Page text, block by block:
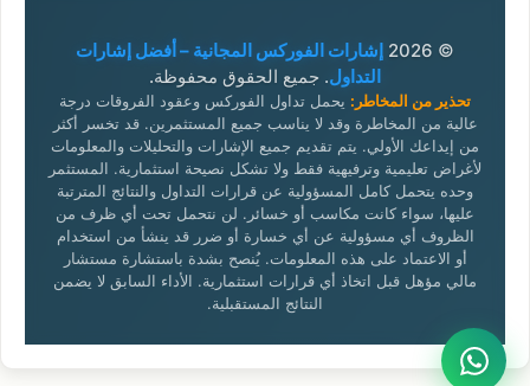
© 2026
إشارات الفوركس المجانية – أفضل إشارات
التداول. جميع الحقوق محفوظة.
تحذير من المخاطر: يحمل تداول الفوركس وعقود الفروقات درجة
عالية من المخاطرة وقد لا يناسب جميع المستثمرين. قد تخسر أكثر
من إيداعك الأولي. يتم تقديم جميع الإشارات والتحليلات والمعلومات
لأغراض تعليمية وترفيهية فقط ولا تشكل نصيحة استثمارية. المستثمر
وحده يتحمل كامل المسؤولية عن قرارات التداول والنتائج المترتبة
عليها، سواء كانت مكاسب أو خسائر. لن نتحمل تحت أي ظرف من
الظروف أي مسؤولية عن أي خسارة أو ضرر قد ينشأ من استخدام
أو الاعتماد على هذه المعلومات. يُنصح بشدة باستشارة مستشار
مالي مؤهل قبل اتخاذ أي قرارات استثمارية. الأداء السابق لا يضمن
النتائج المستقبلية.